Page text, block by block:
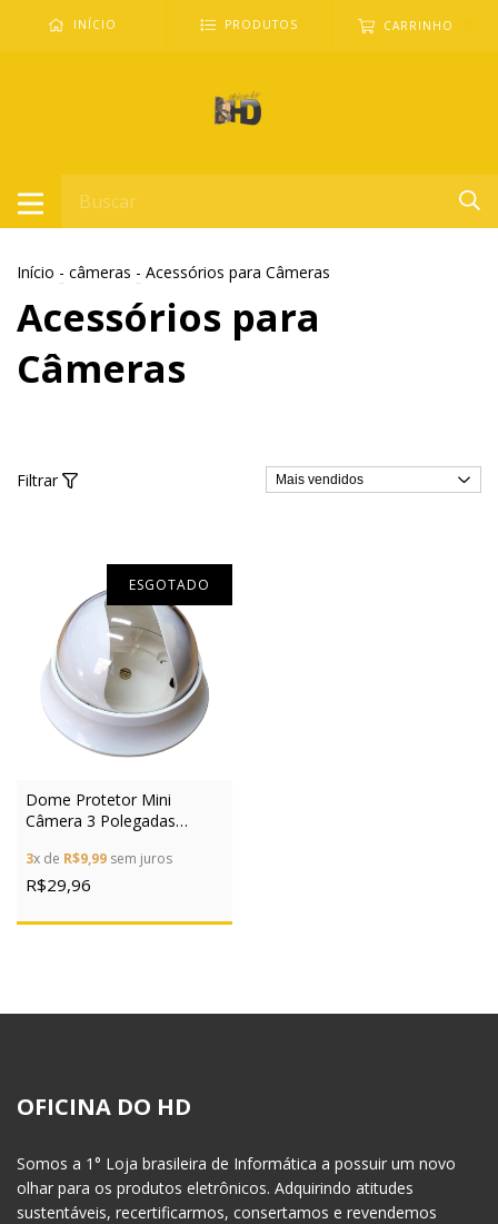
INÍCIO PRODUTOS CARRINHO
Início - câmeras - Acessórios para Câmeras
Acessórios para
Câmeras
Filtrar
ESGOTADO
Dome Protetor Mini
Câmera 3 Polegadas
3x de R$9,99 sem juros
R$29,96
OFICINA DO HD
Somos a 1° Loja brasileira de Informática a possuir um novo
olhar para os produtos eletrônicos. Adquirindo atitudes
sustentáveis, recertificarmos, consertamos e revendemos